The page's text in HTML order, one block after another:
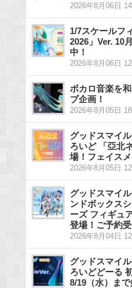
2026年8月06日
1/7スケールフ
2026」Ver. 10
中！
2026年8月06日
ボカロ音楽を
ブ企画！
2026年8月05日
グッドスマイ
ろいど 「亞北
場！フェイス
2026年8月05日
グッドスマイ
ンドボックス
ーズ フィギュ
登場！ご予約受
2026年8月04日
グッドスマイ
ろいどどーる
8/19（水）まで